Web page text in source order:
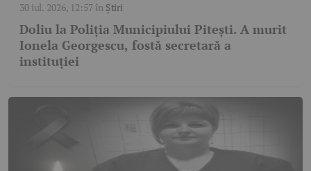
30 iul. 2026, 12:57în Știri
Doliu la Poliția Municipiului Pitești. A murit
Ionela Georgescu, fostă secretară a
instituției